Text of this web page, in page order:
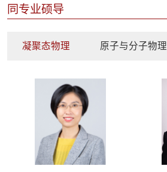
同专业硕导
凝聚态物理 原子与分子物理